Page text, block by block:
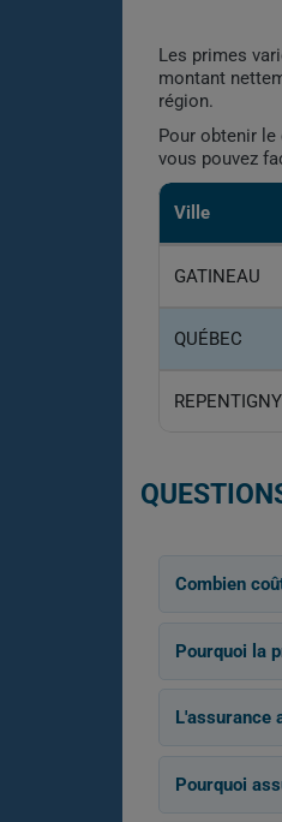
Les primes
montant
région.
Pour obtenir
vous pouvez
Ville
GATINEAU
QUÉBEC
REPENTIGNY
Combien
Pourquoi la
L'assurance
Pourquoi